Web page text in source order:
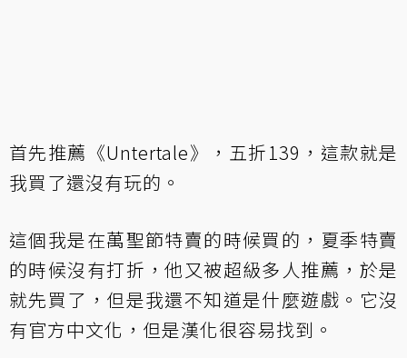
首先推薦《Untertale》，五折139，這款就是
我買了還沒有玩的。
這個我是在萬聖節特賣的時候買的，夏季特賣
的時候沒有打折，他又被超級多人推薦，於是
就先買了，但是我還不知道是什麼遊戲。它沒
有官方中文化，但是漢化很容易找到。